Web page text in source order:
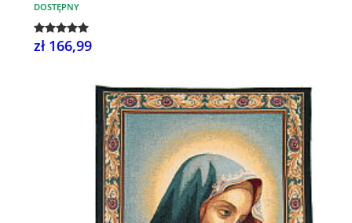
DOSTĘPNY
zł 166,99